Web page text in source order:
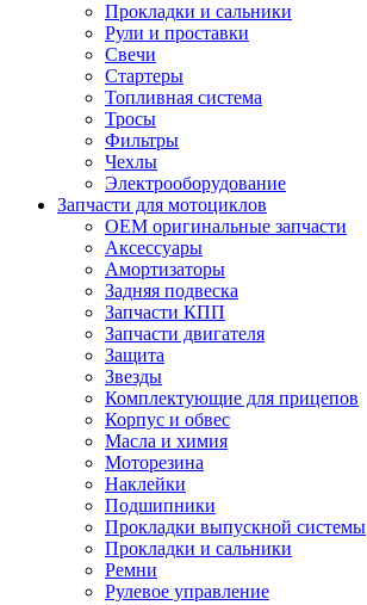
Прокладки и сальники
Рули и проставки
Свечи
Стартеры
Топливная система
Тросы
Фильтры
Чехлы
Электрооборудование
Запчасти для мотоциклов
OEM оригинальные запчасти
Аксессуары
Амортизаторы
Задняя подвеска
Запчасти КПП
Запчасти двигателя
Защита
Звезды
Комплектующие для прицепов
Корпус и обвес
Масла и химия
Моторезина
Наклейки
Подшипники
Прокладки выпускной системы
Прокладки и сальники
Ремни
Рулевое управление